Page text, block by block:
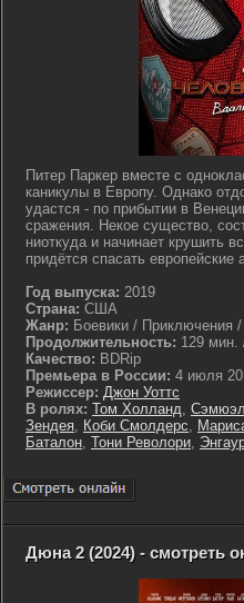
Питер Паркер вместе с
каникулы в Европу. Однако
удастся - по прибытии в
сражения. Некое существо,
ниоткуда и начинает крушить
придётся спасать европейские
Год выпуска: 2019
Страна: США
Жанр: Боевики / Приключения
Продолжительность: 129 мин.
Качество: BDRip
Премьера в России: 4 июля
Режиссер: Джон Уоттс
В ролях: Том Холланд,
Зендея, Коби Смолдерс,
Баталон, Тони Револори,
Дюна 2 (2024) - смотреть